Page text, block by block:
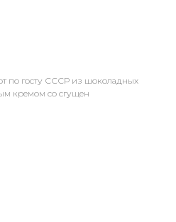
по госту СССР из шоколадных
кремом со сгущен